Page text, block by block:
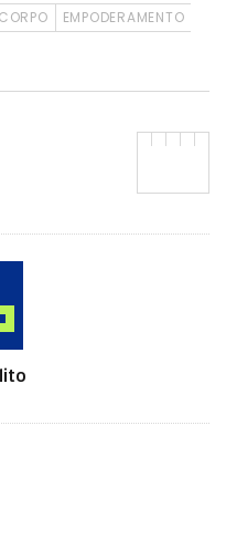
CORPO
EMPODERAMENTO